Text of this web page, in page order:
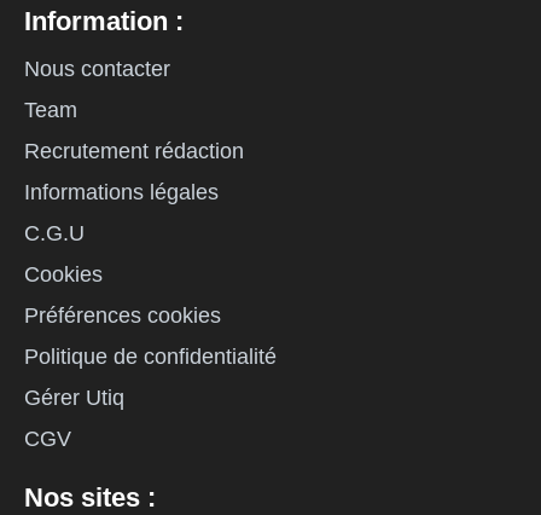
Information :
Nous contacter
Team
Recrutement rédaction
Informations légales
C.G.U
Cookies
Préférences cookies
Politique de confidentialité
Gérer Utiq
CGV
Nos sites :